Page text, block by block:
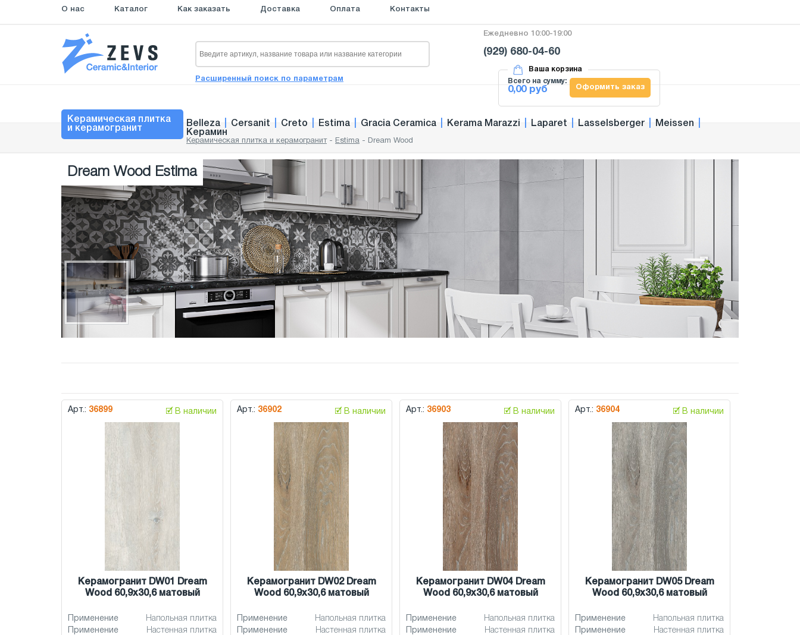
О нас Каталог Как заказать Доставка Оплата Контакты
Расширенный поиск по параметрам
Ежедневно 10:00-19:00
(929) 680-04-60
Ваша корзина
Оформить заказ
Всего на сумму:
0,00 руб
Керамическая плитка
и керамогранит
Belleza Cersanit Creto Estima Gracia Ceramica Kerama Marazzi Laparet Lasselsberger Meissen
Керамин
Керамическая плитка и керамогранит - Estima - Dream Wood
Dream Wood Estima
Арт.: 36899 🗹 В наличии
Керамогранит DW01 Dream
Wood 60,9x30,6 матовый
Применение
Напольная плитка
Применение
Настенная плитка
Арт.: 36902 🗹 В наличии
Керамогранит DW02 Dream
Wood 60,9x30,6 матовый
Применение
Напольная плитка
Применение
Настенная плитка
Арт.: 36903 🗹 В наличии
Керамогранит DW04 Dream
Wood 60,9x30,6 матовый
Применение
Напольная плитка
Применение
Настенная плитка
Арт.: 36904 🗹 В наличии
Керамогранит DW05 Dream
Wood 60,9x30,6 матовый
Применение
Напольная плитка
Применение
Настенная плитка